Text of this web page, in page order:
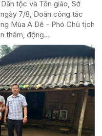
tộc và Tôn giáo, Sở
7/8, Đoàn công tác
Mùa A Dê - Phó Chủ tịch
thăm, động...